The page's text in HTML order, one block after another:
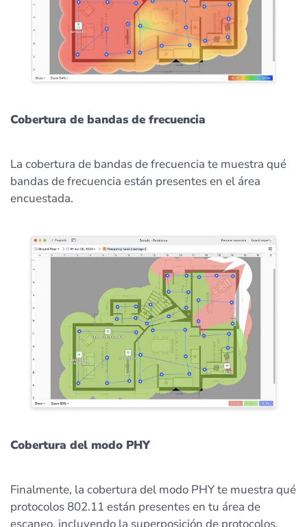
Cobertura de bandas de frecuencia
La cobertura de bandas de frecuencia te muestra qué
bandas de frecuencia están presentes en el área
encuestada.
Cobertura del modo PHY
Finalmente, la cobertura del modo PHY te muestra qué
protocolos 802.11 están presentes en tu área de